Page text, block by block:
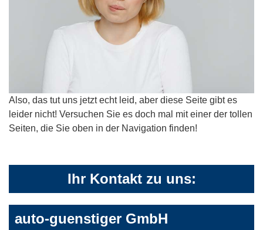
Also, das tut uns jetzt echt leid, aber diese Seite gibt es
leider nicht! Versuchen Sie es doch mal mit einer der tollen
Seiten, die Sie oben in der Navigation finden!
Ihr Kontakt zu uns:
auto-guenstiger GmbH